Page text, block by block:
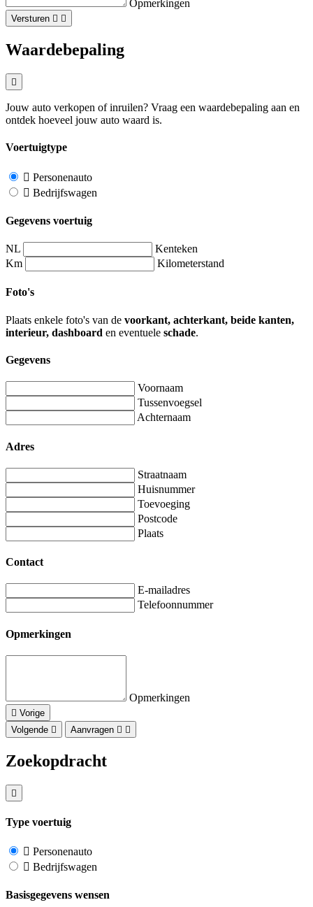
Opmerkingen
Versturen
Waardebepaling
Jouw auto verkopen of inruilen? Vraag een waardebepaling aan en
ontdek hoeveel jouw auto waard is.
Voertuigtype
Personenauto
Bedrijfswagen
Gegevens voertuig
NL
Kenteken
Km
Kilometerstand
Foto's
Plaats enkele foto's van de voorkant, achterkant, beide kanten,
interieur, dashboard en eventuele schade.
Gegevens
Voornaam
Tussenvoegsel
Achternaam
Adres
Straatnaam
Huisnummer
Toevoeging
Postcode
Plaats
Contact
E-mailadres
Telefoonnummer
Opmerkingen
Opmerkingen
Vorige
Volgende
Aanvragen
Zoekopdracht
Type voertuig
Personenauto
Bedrijfswagen
Basisgegevens wensen